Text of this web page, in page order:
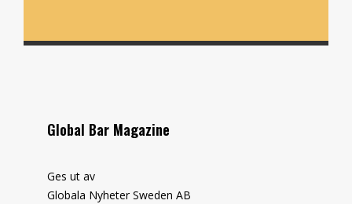
Global Bar Magazine
Ges ut av
Globala Nyheter Sweden AB